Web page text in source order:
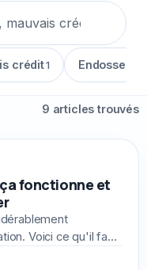
crédit1 Endosseur
9 articles trouvés
fonctionne et
Voici ce qu'il faut